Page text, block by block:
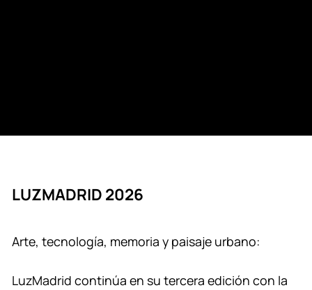
LUZMADRID 2026
Arte, tecnología, memoria y paisaje urbano:
LuzMadrid continúa en su tercera edición con la